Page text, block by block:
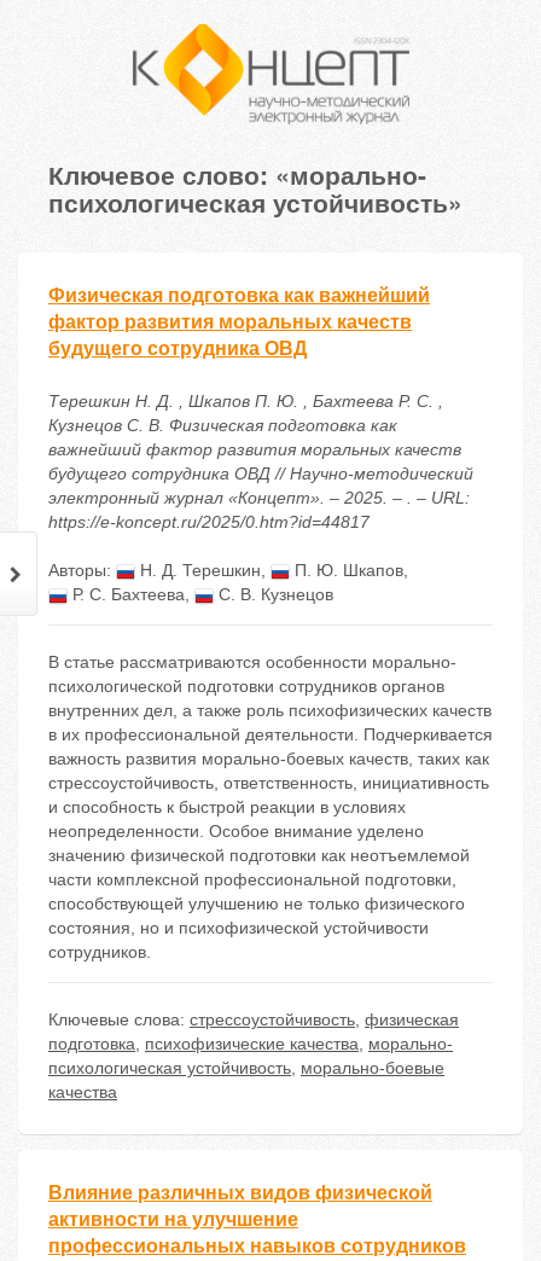
Ключевое слово: «морально-
психологическая устойчивость»
Физическая подготовка как важнейший
фактор развития моральных качеств
будущего сотрудника ОВД
Терешкин Н. Д. , Шкапов П. Ю. , Бахтеева Р. С. ,
Кузнецов С. В. Физическая подготовка как
важнейший фактор развития моральных качеств
будущего сотрудника ОВД // Научно-методический
электронный журнал «Концепт». – 2025. – . – URL:
https://e-koncept.ru/2025/0.htm?id=44817
Авторы: Н. Д. Терешкин, П. Ю. Шкапов,
Р. С. Бахтеева, С. В. Кузнецов
В статье рассматриваются особенности морально-
психологической подготовки сотрудников органов
внутренних дел, а также роль психофизических качеств
в их профессиональной деятельности. Подчеркивается
важность развития морально-боевых качеств, таких как
стрессоустойчивость, ответственность, инициативность
и способность к быстрой реакции в условиях
неопределенности. Особое внимание уделено
значению физической подготовки как неотъемлемой
части комплексной профессиональной подготовки,
способствующей улучшению не только физического
состояния, но и психофизической устойчивости
сотрудников.
Ключевые слова: стрессоустойчивость, физическая
подготовка, психофизические качества, морально-
психологическая устойчивость, морально-боевые
качества
Влияние различных видов физической
активности на улучшение
профессиональных навыков сотрудников